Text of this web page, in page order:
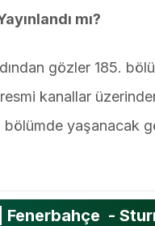
mı?
gözler 185.
kanallar
bölümde yaşanacak
Fenerbahçe -